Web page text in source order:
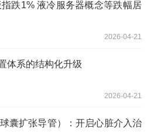
跌1% 液冷服务器概念等跌幅居
2026-04-21
体系的结构化升级
2026-04-21
囊扩张导管）：开启心脏介入治